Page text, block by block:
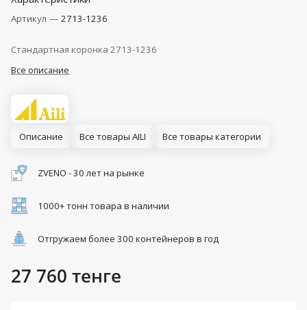
Артикул — 2713-1236
Стандартная коронка 2713-1236
Все описание
Описание Все товары AILI Все товары категории
ZVENO - 30 лет на рынке
1000+ тонн товара в наличии
Отгружаем более 300 контейнеров в год
27 760 тенге